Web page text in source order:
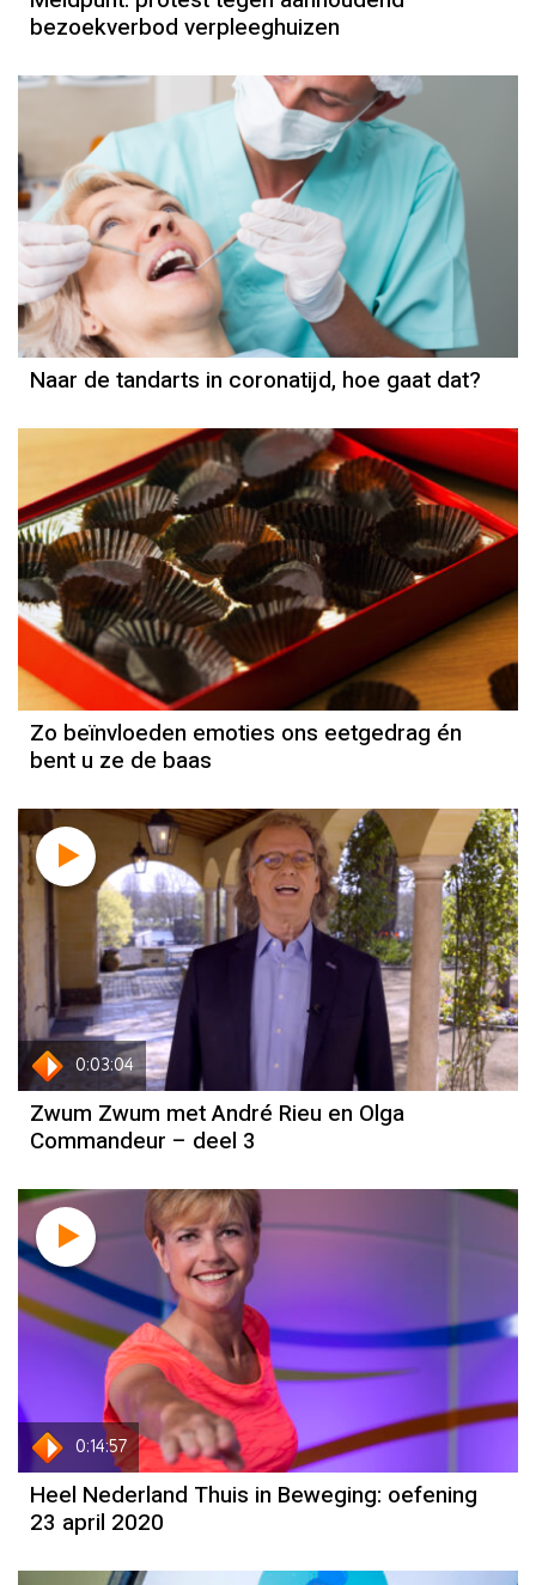
bezoekverbod verpleeghuizen
Naar de tandarts in coronatijd, hoe gaat dat?
Zo beïnvloeden emoties ons eetgedrag én
bent u ze de baas
0:03:04
Zwum Zwum met André Rieu en Olga
Commandeur – deel 3
0:14:57
Heel Nederland Thuis in Beweging: oefening
23 april 2020